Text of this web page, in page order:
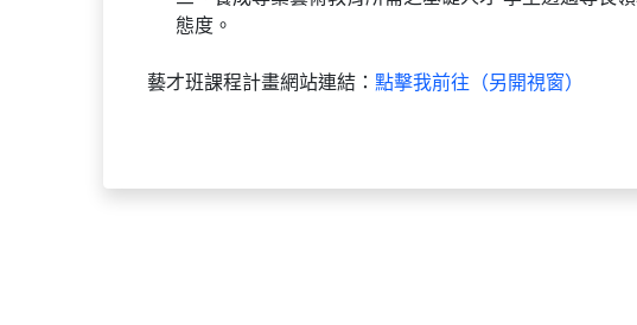
一、提供學生循序漸進之專業舞蹈學習 學生透過舞蹈
思考。
藝才班課程計畫網站連結：點擊我前往（另開視窗）